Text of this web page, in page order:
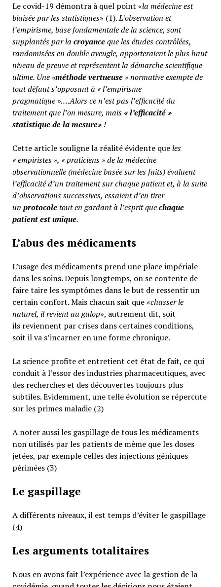
Le covid-19 démontra à quel point «la médecine est
biaisée par les statistiques» (1).L’observation et
l’empirisme, base fondamentale de la science, sont
supplantés par la croyanceque les études contrôlées,
randomisées en double aveugle, apporteraient le plus haut
niveau de preuve et représentent la démarche scientifique
ultime. Une «méthode vertueuse» normative exempte de
tout défaut s’opposant à « l’empirisme
pragmatique »….Alors ce n’est pas l’efficacité du
traitement que l’on mesure, mais «l’efficacité »
statistique de la mesure» !
Cette article souligne la réalité évidente queles
« empiristes », « praticiens » de la médecine
observationnelle (médecine basée sur les faits) évaluent
l’efficacité d’un traitement sur chaque patient et, à la suite
d’observations successives, essaient d’en tirer
un protocoletout en gardant à l’esprit quechaque
patient est unique.
L’abus des médicaments
L’usage des médicaments prend une place impériale
dans les soins. Depuis longtemps, on se contente de
faire taire les symptômes dans le but de ressentir un
certain confort. Mais chacun sait que «chasser le
naturel, il revient au galop», autrement dit, soit
ils reviennent par crises dans certaines conditions,
soit il va s’incarner en une forme chronique.
La science profite et entretient cet état de fait, ce qui
conduit à l’essor des industries pharmaceutiques, avec
des recherches et des découvertes toujours plus
subtiles. Evidemment, une telle évolution se répercute
sur les primes maladie (2)
A noter aussi les gaspillage de tous les médicaments
non utilisés par les patients de même que les doses
jetées, par exemple celles des injections géniques
périmées (3)
Le gaspillage
A différents niveaux, il est temps d’éviter le gaspillage
(4)
Les arguments totalitaires
Nous en avons fait l’expérience avec la gestion de la